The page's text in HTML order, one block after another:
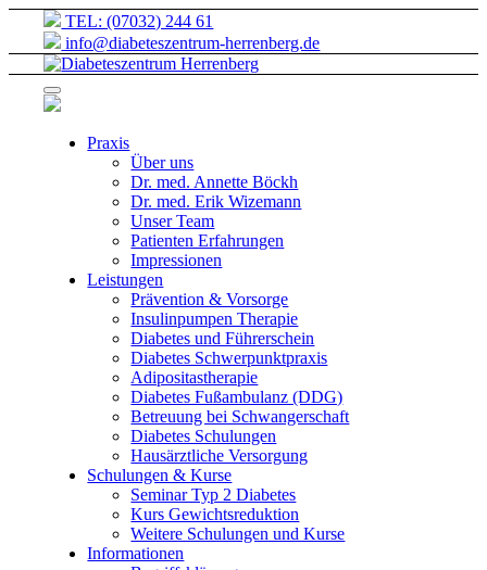
TEL: (07032) 244 61
info@diabeteszentrum-herrenberg.de
Praxis
Über uns
Dr. med. Annette Böckh
Dr. med. Erik Wizemann
Unser Team
Patienten Erfahrungen
Impressionen
Leistungen
Prävention & Vorsorge
Insulinpumpen Therapie
Diabetes und Führerschein
Diabetes Schwerpunktpraxis
Adipositastherapie
Diabetes Fußambulanz (DDG)
Betreuung bei Schwangerschaft
Diabetes Schulungen
Hausärztliche Versorgung
Schulungen & Kurse
Seminar Typ 2 Diabetes
Kurs Gewichtsreduktion
Weitere Schulungen und Kurse
Informationen